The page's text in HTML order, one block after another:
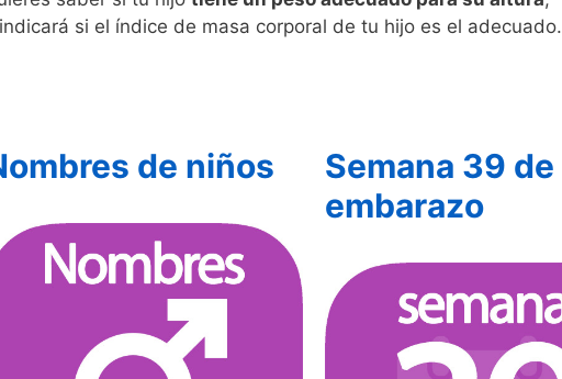
si el índice de masa corporal de tu hijo es el adecuado.
de niños
Semana 39 de
embarazo